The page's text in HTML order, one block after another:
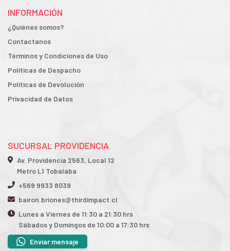
INFORMACIÓN
¿Quiénes somos?
Contactanos
Términos y Condiciones de Uso
Políticas de Despacho
Políticas de Devolución
Privacidad de Datos
SUCURSAL PROVIDENCIA
Av. Providencia 2563, Local 12
Metro L1 Tobalaba
+569 9933 8039
bairon.briones@thirdimpact.cl
Lunes a Viernes de 11:30 a 21:30 hrs
Sábados y Domingos de 10:00 a 17:30 hrs
Enviar mensaje